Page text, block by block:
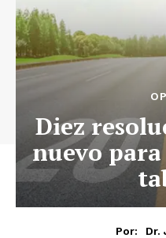
Diez
nuevo
Por:
Dr.